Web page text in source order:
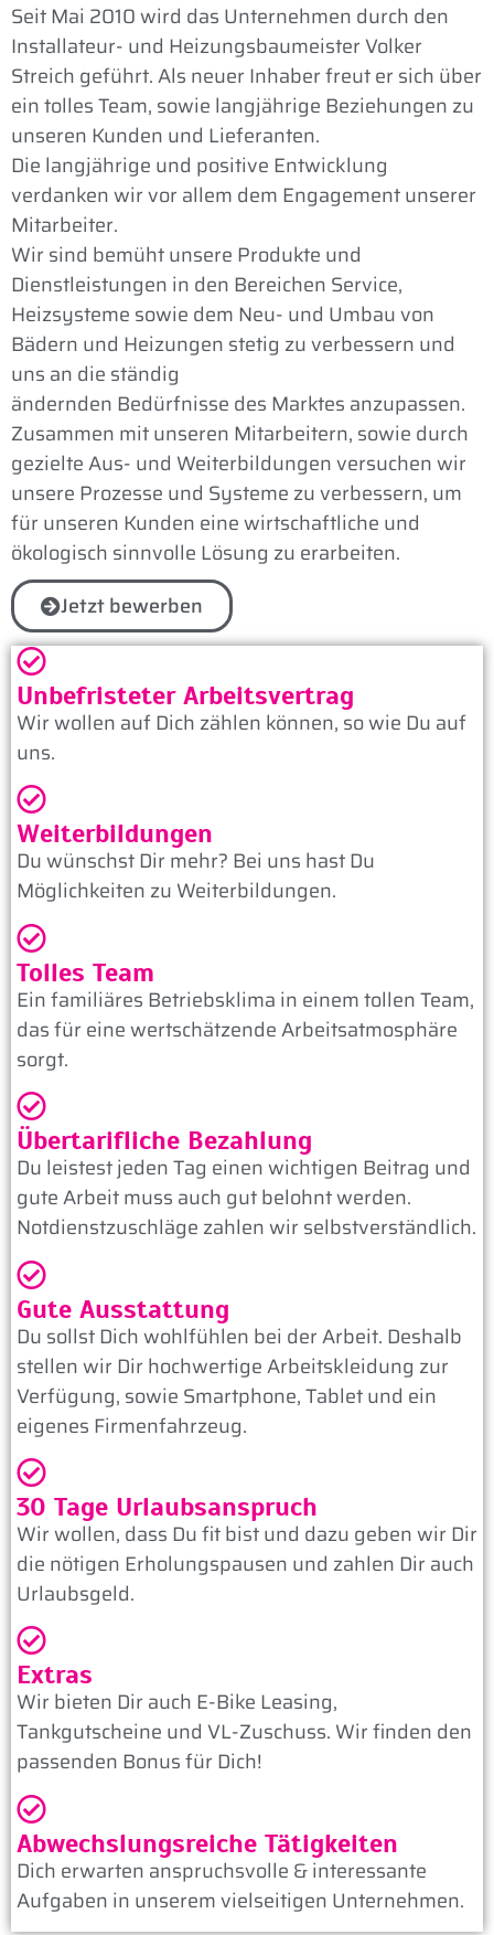
Seit Mai 2010 wird das Unternehmen durch den
Installateur- und Heizungsbaumeister Volker
Streich geführt. Als neuer Inhaber freut er sich über
ein tolles Team, sowie langjährige Beziehungen zu
unseren Kunden und Lieferanten.
Die langjährige und positive Entwicklung
verdanken wir vor allem dem Engagement unserer
Mitarbeiter.
Wir sind bemüht unsere Produkte und
Dienstleistungen in den Bereichen Service,
Heizsysteme sowie dem Neu- und Umbau von
Bädern und Heizungen stetig zu verbessern und
uns an die ständig
ändernden Bedürfnisse des Marktes anzupassen.
Zusammen mit unseren Mitarbeitern, sowie durch
gezielte Aus- und Weiterbildungen versuchen wir
unsere Prozesse und Systeme zu verbessern, um
für unseren Kunden eine wirtschaftliche und
ökologisch sinnvolle Lösung zu erarbeiten.
Jetzt bewerben
Unbefristeter Arbeitsvertrag
Wir wollen auf Dich zählen können, so wie Du auf
uns.
Weiterbildungen
Du wünschst Dir mehr? Bei uns hast Du
Möglichkeiten zu Weiterbildungen.
Tolles Team
Ein familiäres Betriebsklima in einem tollen Team,
das für eine wertschätzende Arbeitsatmosphäre
sorgt.
Übertarifliche Bezahlung
Du leistest jeden Tag einen wichtigen Beitrag und
gute Arbeit muss auch gut belohnt werden.
Notdienstzuschläge zahlen wir selbstverständlich.
Gute Ausstattung
Du sollst Dich wohlfühlen bei der Arbeit. Deshalb
stellen wir Dir hochwertige Arbeitskleidung zur
Verfügung, sowie Smartphone, Tablet und ein
eigenes Firmenfahrzeug.
30 Tage Urlaubsanspruch
Wir wollen, dass Du fit bist und dazu geben wir Dir
die nötigen Erholungspausen und zahlen Dir auch
Urlaubsgeld.
Extras
Wir bieten Dir auch E-Bike Leasing,
Tankgutscheine und VL-Zuschuss. Wir finden den
passenden Bonus für Dich!
Abwechslungsreiche Tätigkeiten
Dich erwarten anspruchsvolle & interessante
Aufgaben in unserem vielseitigen Unternehmen.